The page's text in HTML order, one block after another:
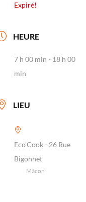
Expiré!
HEURE
7 h 00 min - 18 h 00
min
LIEU
Eco'Cook - 26 Rue
Bigonnet
Mâcon